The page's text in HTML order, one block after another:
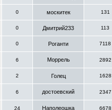
0 москитек 131
0 Дмитрий233 113
0 Роганти 7118
6 Моррель 2892
2 Голец 1628
6 достоевский 2347
24 Наполеошка 6678